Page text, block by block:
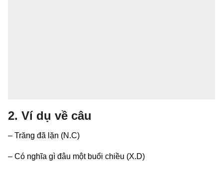
2. Ví dụ về câu
– Trăng đã lặn (N.C)
– Có nghĩa gì đâu một buổi chiều (X.D)